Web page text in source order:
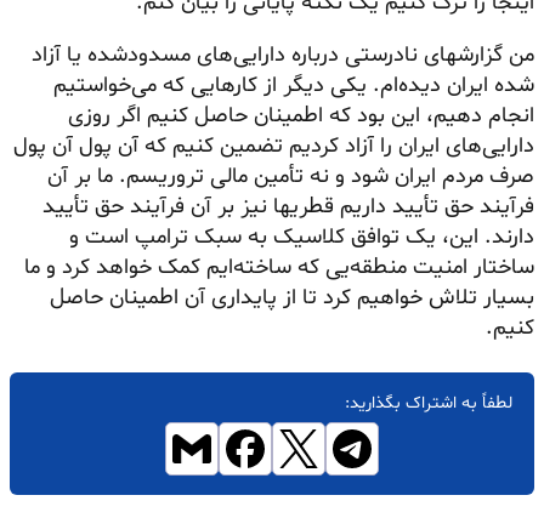
من گزارشهای نادرستی درباره دارایی‌های مسدودشده یا آزاد
شده ایران دیده‌ام. یکی دیگر از کارهایی که می‌خواستیم
انجام دهیم، این بود که اطمینان حاصل کنیم اگر روزی
دارایی‌های ایران را آزاد کردیم تضمین کنیم که آن پول آن پول
صرف مردم ایران شود و نه تأمین مالی تروریسم. ما بر آن
فرآیند حق تأیید داریم قطریها نیز بر آن فرآیند حق تأیید
دارند. این، یک توافق کلاسیک به سبک ترامپ است و
ساختار امنیت منطقه‌یی که ساخته‌ایم کمک خواهد کرد و ما
بسیار تلاش خواهیم کرد تا از پایداری آن اطمینان حاصل
کنیم.
لطفاً به اشتراک بگذارید: